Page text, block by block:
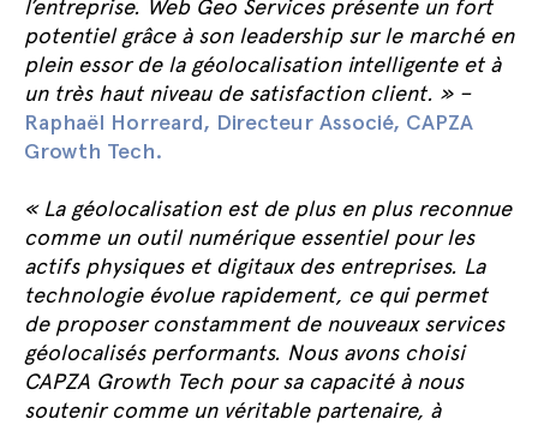
l’entreprise. Web Geo Services présente un fort
potentiel grâce à son leadership sur le marché en
plein essor de la géolocalisation intelligente et à
un très haut niveau de satisfaction client. » –
Raphaël Horreard, Directeur Associé, CAPZA
Growth Tech.
« La géolocalisation est de plus en plus reconnue
comme un outil numérique essentiel pour les
actifs physiques et digitaux des entreprises. La
technologie évolue rapidement, ce qui permet
de proposer constamment de nouveaux services
géolocalisés performants. Nous avons choisi
CAPZA Growth Tech pour sa capacité à nous
soutenir comme un véritable partenaire, à